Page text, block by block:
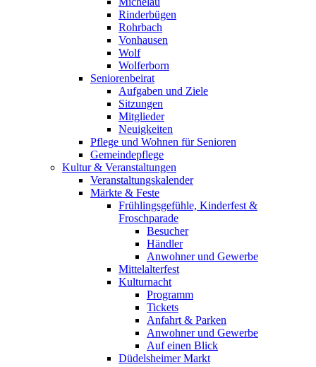
Rinderbügen
Rohrbach
Vonhausen
Wolf
Wolferborn
Seniorenbeirat
Aufgaben und Ziele
Sitzungen
Mitglieder
Neuigkeiten
Pflege und Wohnen für Senioren
Gemeindepflege
Kultur & Veranstaltungen
Veranstaltungskalender
Märkte & Feste
Frühlingsgefühle, Kinderfest &
Froschparade
Besucher
Händler
Anwohner und Gewerbe
Mittelalterfest
Kulturnacht
Programm
Tickets
Anfahrt & Parken
Anwohner und Gewerbe
Auf einen Blick
Düdelsheimer Markt